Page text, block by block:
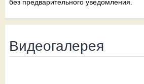
без предварительного уведомления.
Видеогалерея